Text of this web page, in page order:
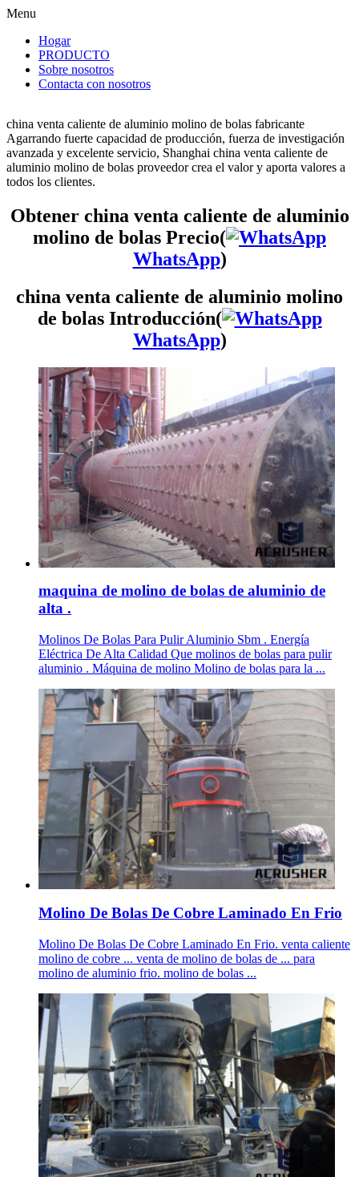
Menu
Hogar
PRODUCTO
Sobre nosotros
Contacta con nosotros
china venta caliente de aluminio molino de bolas fabricante
Agarrando fuerte capacidad de producción, fuerza de investigación
avanzada y excelente servicio, Shanghai china venta caliente de
aluminio molino de bolas proveedor crea el valor y aporta valores a
todos los clientes.
Obtener china venta caliente de aluminio
molino de bolas Precio(
WhatsApp)
china venta caliente de aluminio molino
de bolas Introducción(
WhatsApp)
maquina de molino de bolas de aluminio de
alta .
Molinos De Bolas Para Pulir Aluminio Sbm . Energía
Eléctrica De Alta Calidad Que molinos de bolas para pulir
aluminio . Máquina de molino Molino de bolas para la ...
Molino De Bolas De Cobre Laminado En Frio
Molino De Bolas De Cobre Laminado En Frio. venta caliente
molino de cobre ... venta de molino de bolas de ... para
molino de aluminio frio. molino de bolas ...